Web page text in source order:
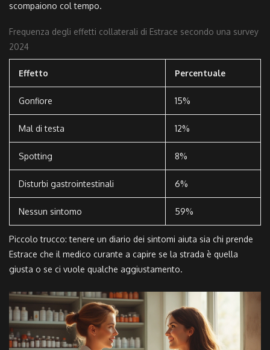
scompaiono col tempo.
Frequenza degli effetti collaterali di Estrace secondo una survey
2024
Effetto Percentuale
Gonfiore 15%
Mal di testa 12%
Spotting 8%
Disturbi gastrointestinali 6%
Nessun sintomo 59%
Piccolo trucco: tenere un diario dei sintomi aiuta sia chi prende
Estrace che il medico curante a capire se la strada è quella
giusta o se ci vuole qualche aggiustamento.